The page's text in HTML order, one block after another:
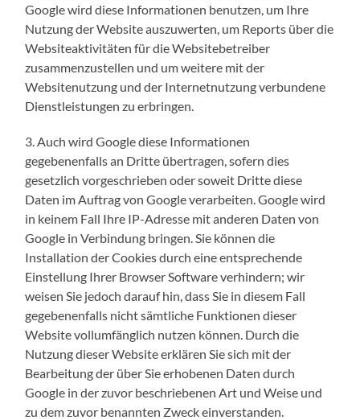
Google wird diese Informationen benutzen, um Ihre
Nutzung der Website auszuwerten, um Reports über die
Websiteaktivitäten für die Websitebetreiber
zusammenzustellen und um weitere mit der
Websitenutzung und der Internetnutzung verbundene
Dienstleistungen zu erbringen.
3. Auch wird Google diese Informationen
gegebenenfalls an Dritte übertragen, sofern dies
gesetzlich vorgeschrieben oder soweit Dritte diese
Daten im Auftrag von Google verarbeiten. Google wird
in keinem Fall Ihre IP-Adresse mit anderen Daten von
Google in Verbindung bringen. Sie können die
Installation der Cookies durch eine entsprechende
Einstellung Ihrer Browser Software verhindern; wir
weisen Sie jedoch darauf hin, dass Sie in diesem Fall
gegebenenfalls nicht sämtliche Funktionen dieser
Website vollumfänglich nutzen können. Durch die
Nutzung dieser Website erklären Sie sich mit der
Bearbeitung der über Sie erhobenen Daten durch
Google in der zuvor beschriebenen Art und Weise und
zu dem zuvor benannten Zweck einverstanden.